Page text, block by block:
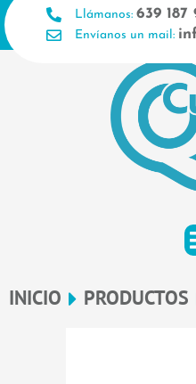
Ir
al
contenido
Llámanos: 639 187
Envíanos un mail:
INICIO PRODUCTOS